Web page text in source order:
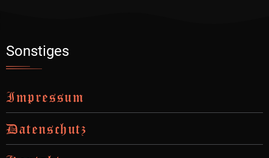
Sonstiges
Impressum
Datenschutz